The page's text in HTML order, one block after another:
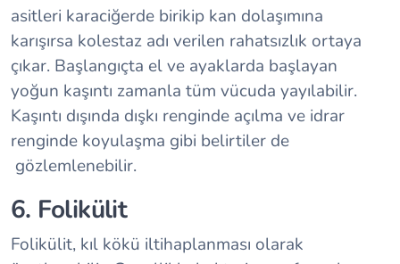
asitleri karaciğerde birikip kan dolaşımına
karışırsa kolestaz adı verilen rahatsızlık ortaya
çıkar. Başlangıçta el ve ayaklarda başlayan
yoğun kaşıntı zamanla tüm vücuda yayılabilir.
Kaşıntı dışında dışkı renginde açılma ve idrar
renginde koyulaşma gibi belirtiler de
gözlemlenebilir.
6. Folikülit
Folikülit, kıl kökü iltihaplanması olarak